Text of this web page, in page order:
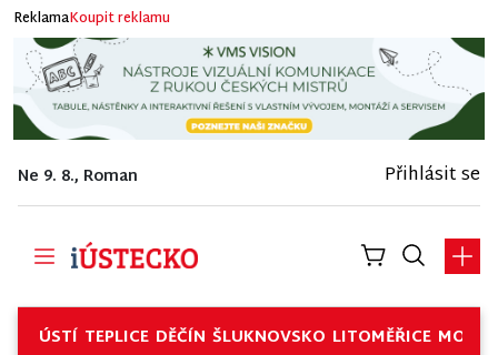
ReklamaKoupit reklamu
Ne 9. 8., Roman Přihlásit se
ÚSTÍ TEPLICE DĚČÍN ŠLUKNOVSKO LITOMĚŘICE